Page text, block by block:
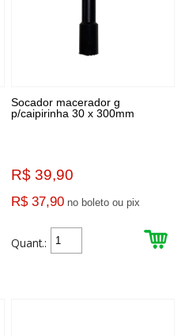
Socador macerador g
p/caipirinha 30 x 300mm
R$ 39,90
R$ 37,90 no boleto ou pix
Quant.: